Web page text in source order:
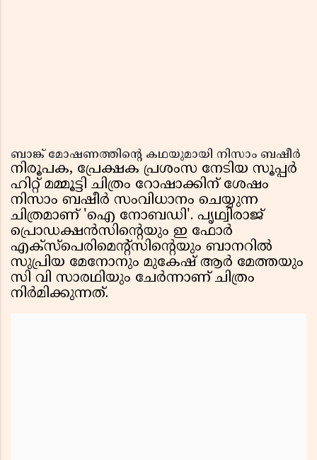
ബാങ്ക് മോഷണത്തിൻ്റെ കഥയുമായി നിസാം ബഷീർ
നിരൂപക, പ്രേക്ഷക പ്രശംസ നേടിയ സൂപ്പർ
ഹിറ്റ് മമ്മൂട്ടി ചിത്രം റോഷാക്കിന് ശേഷം
നിസാം ബഷീർ സംവിധാനം ചെയ്യുന്ന
ചിത്രമാണ് 'ഐ നോബഡി'. പൃഥ്വിരാജ്
പ്രൊഡക്ഷൻസിൻ്റെയും ഇ ഫോർ
എക്സ്പെരിമെൻ്റ്സിൻ്റെയും ബാനറിൽ
സുപ്രിയ മേനോനും മുകേഷ് ആർ മേത്തയും
സി വി സാരഥിയും ചേർന്നാണ് ചിത്രം
നിർമിക്കുന്നത്.